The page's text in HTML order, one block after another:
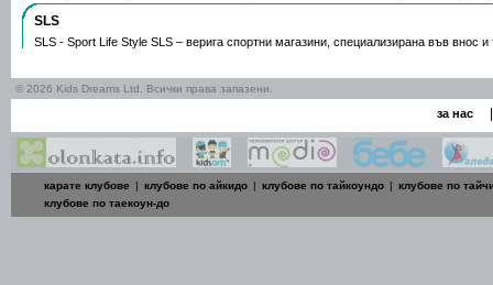
SLS
SLS - Sport Life Style SLS – верига спортни магазини, специализирана във внос
© 2026 Kids Dreams Ltd. Всички права запазени.
за нас |
карате клубове | клубове по айкидо | клубове по тайкоундо | клубове по
клубове по таекоун-до